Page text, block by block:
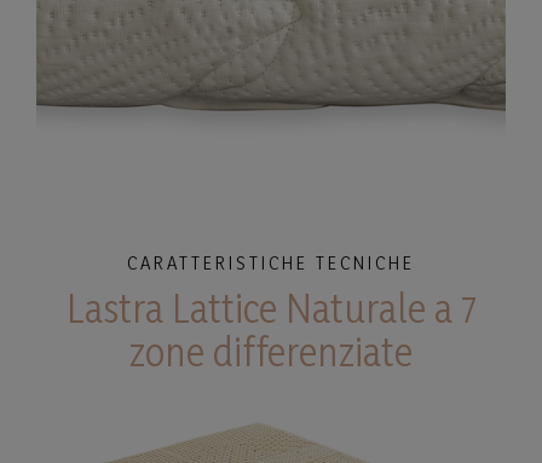
CARATTERISTICHE TECNICHE
Lastra Lattice Naturale a 7
zone differenziate